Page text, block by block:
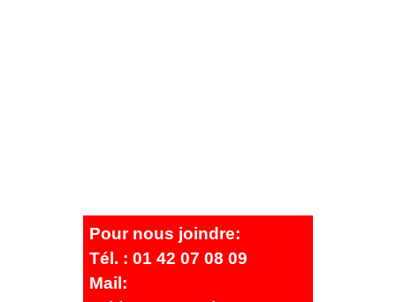
Pour nous joindre:
Tél. : 01 42 07 08 09
Mail: